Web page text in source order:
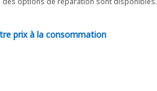
prix à la consommation